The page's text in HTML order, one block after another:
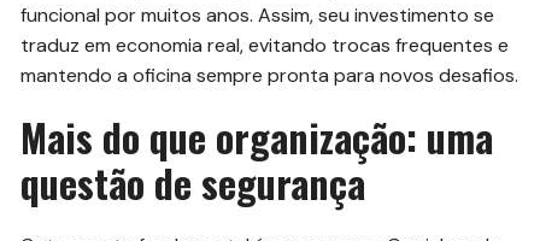
funcional por muitos anos. Assim, seu investimento se
traduz em economia real, evitando trocas frequentes e
mantendo a oficina sempre pronta para novos desafios.
Mais do que organização: uma
questão de segurança